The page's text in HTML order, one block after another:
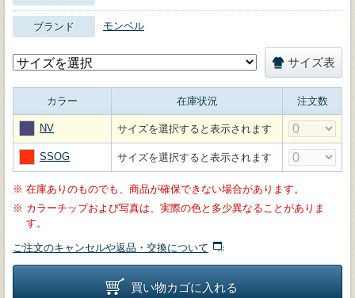
ブランド モンベル
サイズ表
カラー 在庫状況 注文数
NV サイズを選択すると表示されます
SSOG サイズを選択すると表示されます
※ 在庫ありのものでも、商品が確保できない場合があります。
※ カラーチップおよび写真は、実際の色と多少異なることがありま
す。
ご注文のキャンセルや返品・交換について
買い物カゴに入れる